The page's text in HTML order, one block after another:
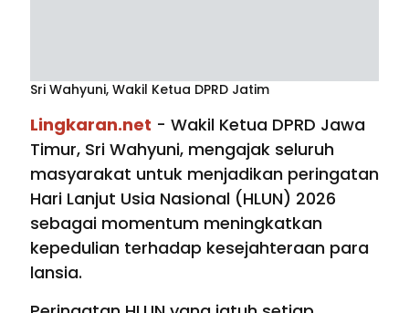
Sri Wahyuni, Wakil Ketua DPRD Jatim
Lingkaran.net - Wakil Ketua DPRD Jawa
Timur, Sri Wahyuni, mengajak seluruh
masyarakat untuk menjadikan peringatan
Hari Lanjut Usia Nasional (HLUN) 2026
sebagai momentum meningkatkan
kepedulian terhadap kesejahteraan para
lansia.